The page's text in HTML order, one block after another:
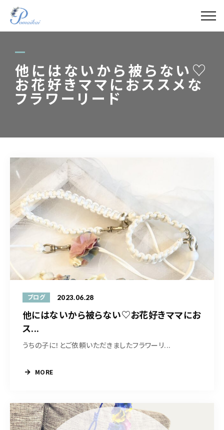
他にはないから被らない♡
お花好きママにおススメな
フラワーリード
ブログ 2023.06.28
他にはないから被らない♡お花好きママにお
ス...
うちの子に！とご依頼いただきましたフラワーリ...
MORE
ABOUT
MENU
GALLERY
090-4421-1788
営業時間 10:30-19:00
ご予約はこちら